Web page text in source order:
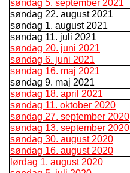
søndag 5. september 2021
søndag 22. august 2021
søndag 1. august 2021
søndag 11. juli 2021
søndag 20. juni 2021
søndag 6. juni 2021
søndag 16. maj 2021
søndag 9. maj 2021
søndag 18. april 2021
søndag 11. oktober 2020
søndag 27. september 2020
søndag 13. september 2020
søndag 30. august 2020
søndag 16. august 2020
lørdag 1. august 2020